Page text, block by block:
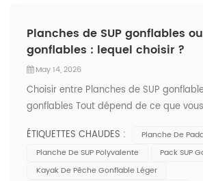
Planches de SUP gonflables
gonflables : lequel choisir ?
May 14, 2026
Choisir entre Planches de SUP
gonflables Tout dépend de ce que
simplement bronzer), le SUP vous offre
possibilités et une sensation agréable
kayak, quant à lui, offre plus de sta...
ÉTIQUETTES CHAUDES :
Planche De
Planche De SUP Polyvalente
Pack SUP
Kayak De Pêche Gonflable Léger